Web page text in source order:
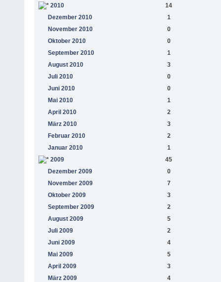
2010
14
Dezember 2010
1
November 2010
0
Oktober 2010
0
September 2010
1
August 2010
3
Juli 2010
0
Juni 2010
0
Mai 2010
1
April 2010
2
März 2010
3
Februar 2010
2
Januar 2010
1
2009
45
Dezember 2009
0
November 2009
7
Oktober 2009
3
September 2009
2
August 2009
5
Juli 2009
2
Juni 2009
4
Mai 2009
5
April 2009
3
März 2009
4